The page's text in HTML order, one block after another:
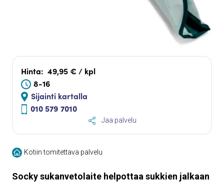
Hinta: 49,95 € / kpl
8-16
Sijainti kartalla
010 579 7010
Jaa palvelu
Kotiin tomitettava palvelu
Socky sukanvetolaite helpottaa sukkien jalkaan